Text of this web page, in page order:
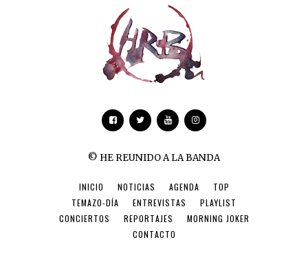
© HE REUNIDO A LA BANDA
INICIO NOTICIAS AGENDA
TOP
TEMAZO-DÍA
ENTREVISTAS
PLAYLIST
CONCIERTOS
REPORTAJES
MORNING JOKER
CONTACTO